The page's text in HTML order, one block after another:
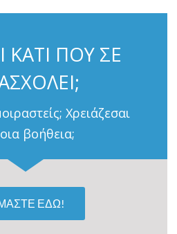
ΚΑΤΙ ΠΟΥ ΣΕ
Χρειάζεσαι
βοήθεια;
ΕΔΩ!